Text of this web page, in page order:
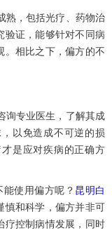
，包括光疗、药物治
验证，能够针对不同病
。相比之下，偏方的不
专业医生，了解其成
以免造成不可逆的损
是应对疾病的正确方
使用偏方呢？ 昆明白
慎和科学，偏方并非可
疗控制病情发展，同时